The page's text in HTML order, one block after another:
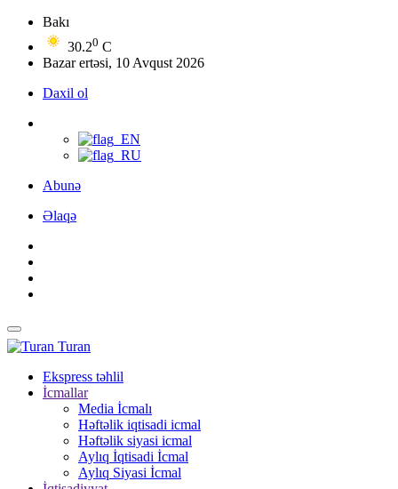
Bakı
30.20 C
Bazar ertəsi, 10 Avqust 2026
Daxil ol
Abunə
Əlaqə
Turan
Ekspress təhlil
İcmallar
Media İcmalı
Həftəlik iqtisadi icmal
Həftəlik siyasi icmal
Aylıq İqtisadi İcmal
Aylıq Siyasi İcmal